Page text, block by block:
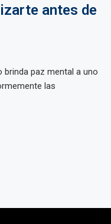
antes de
brinda paz mental a uno
las